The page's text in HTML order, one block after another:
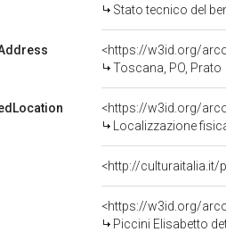
Stato tecnico del
<https://w3id.org/
Toscana, PO, Prato
<https://w3id.org/
Localizzazione
<http://
<https://w3id.org/
Piccini Elisabetto